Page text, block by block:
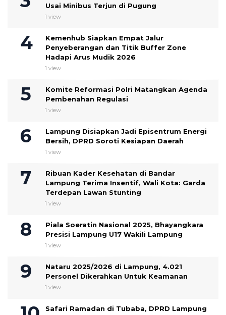
Usai Minibus Terjun di Pugung
1 view
Kemenhub Siapkan Empat Jalur
Penyeberangan dan Titik Buffer Zone
Hadapi Arus Mudik 2026
1 view
Komite Reformasi Polri Matangkan Agenda
Pembenahan Regulasi
1 view
Lampung Disiapkan Jadi Episentrum Energi
Bersih, DPRD Soroti Kesiapan Daerah
1 view
Ribuan Kader Kesehatan di Bandar
Lampung Terima Insentif, Wali Kota: Garda
Terdepan Lawan Stunting
1 view
Piala Soeratin Nasional 2025, Bhayangkara
Presisi Lampung U17 Wakili Lampung
1 view
Nataru 2025/2026 di Lampung, 4.021
Personel Dikerahkan Untuk Keamanan
1 view
Safari Ramadan di Tubaba, DPRD Lampung